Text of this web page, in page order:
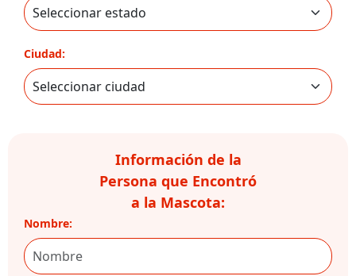
Ciudad:
Información de la
Persona que Encontró
a la Mascota:
Nombre: